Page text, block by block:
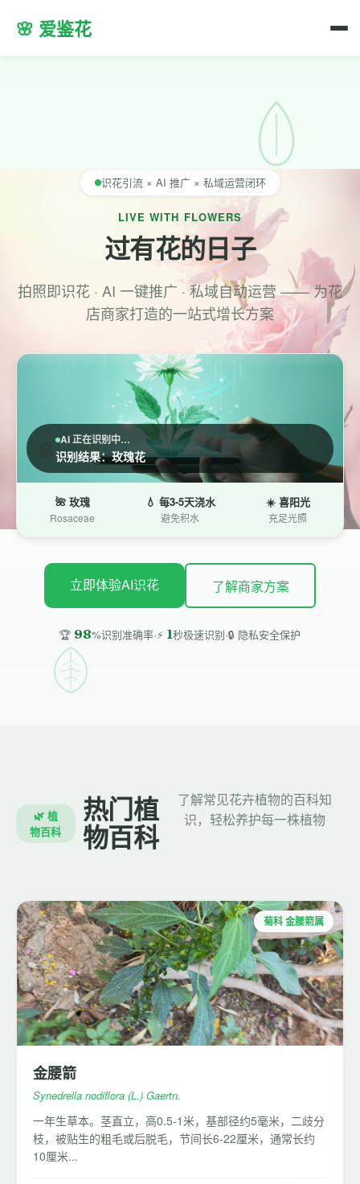
🌸 爱鉴花
识花引流 × AI 推广 × 私域运营闭环
LIVE WITH FLOWERS
过有花的日子
拍照即识花 · AI 一键推广 · 私域自动运营 —— 为花
店商家打造的一站式增长方案
AI 正在识别中…
识别结果：玫瑰花
🌺 玫瑰
Rosaceae
💧 每3-5天浇水
避免积水
☀️ 喜阳光
充足光照
立即体验AI识花 了解商家方案
🏆 98%识别准确率·⚡ 1秒极速识别·🔒 隐私安全保护
🌿 植
物百科
热门植
物百科
了解常见花卉植物的百科知
识，轻松养护每一株植物
菊科 金腰箭属
金腰箭
Synedrella nodiflora (L.) Gaertn.
一年生草本。茎直立，高0.5-1米，基部径约5毫米，二歧分
枝，被贴生的粗毛或后脱毛，节间长6-22厘米，通常长约
10厘米...